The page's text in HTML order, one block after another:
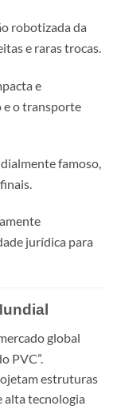
robotizada da
e raras trocas.
e
e o transporte
famoso,
jurídica para
global
PVC”.
estruturas
alta tecnologia